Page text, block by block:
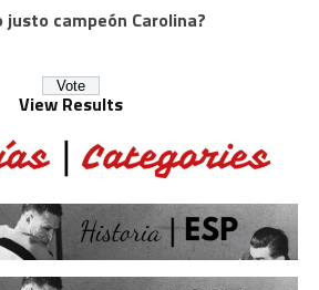
justo campeón Carolina?
View Results